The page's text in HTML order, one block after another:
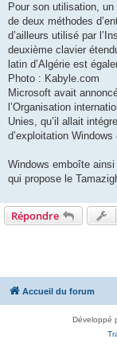
Pour son utilisation,
de deux méthodes
d’ailleurs utilisé par
deuxième clavier
latin d’Algérie est
Photo : Kabyle.com
Microsoft avait
l’Organisation
Unies, qu’il allait
d’exploitation
Windows emboîte
qui propose le
Répondre
Accueil du forum
Développé